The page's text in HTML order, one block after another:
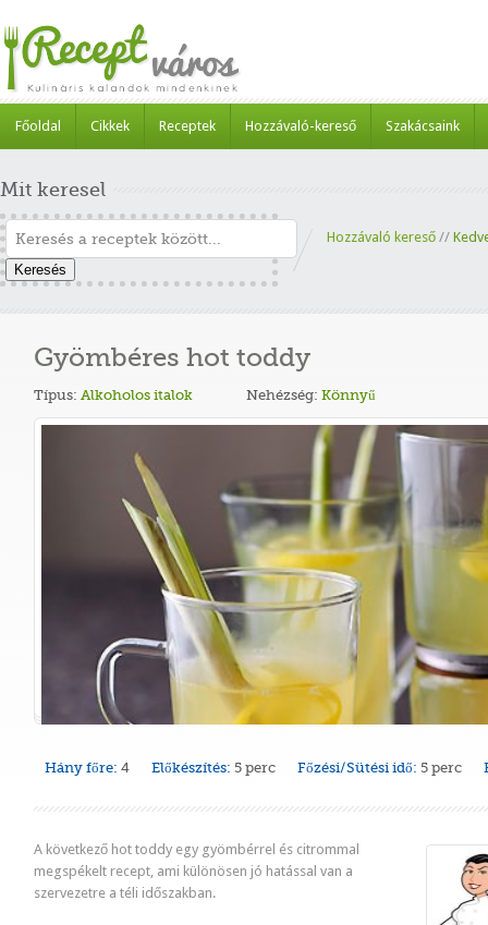
Főoldal Cikkek Receptek Hozzávaló-kereső Szakácsaink
Mit keresel
Keresés
Hozzávaló kereső //
Gyömbéres hot toddy
Típus: Alkoholos italok Nehézség: Könnyű
Hány főre: 4 Előkészítés: 5 perc Főzési/Sütési idő: 5 perc
A következő hot toddy egy gyömbérrel és citrommal
megspékelt recept, ami különösen jó hatással van a
szervezetre a téli időszakban.